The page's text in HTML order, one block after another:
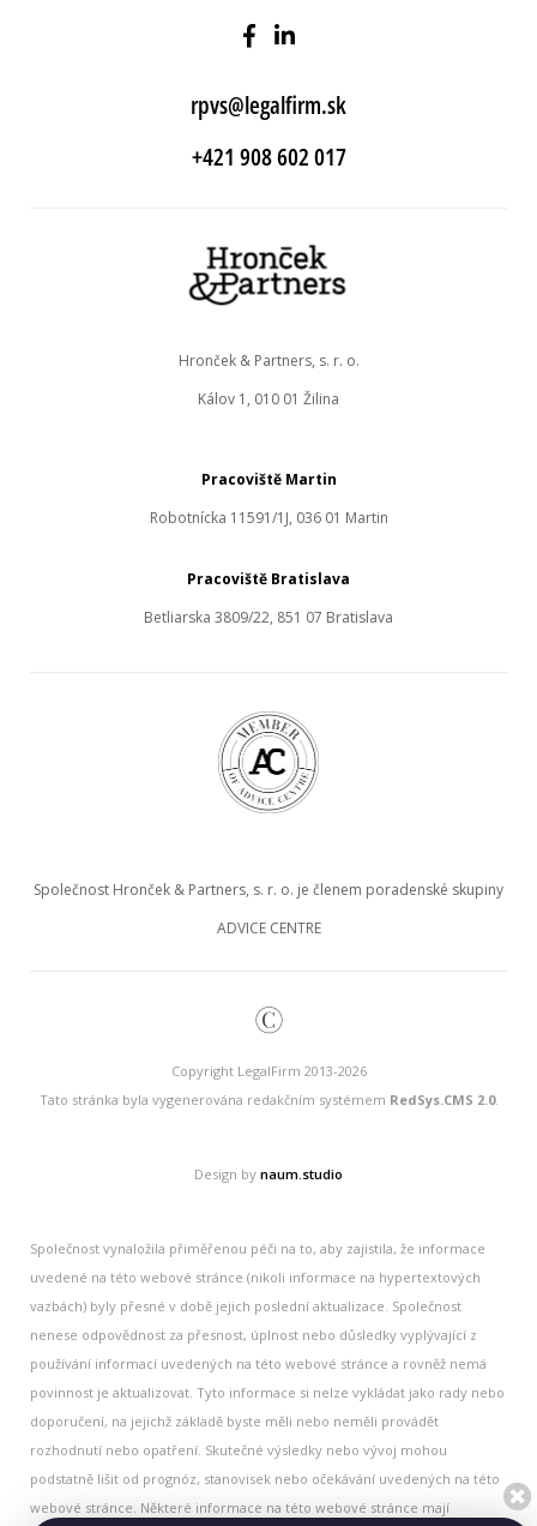
rpvs@legalfirm.sk
+421 908 602 017
Pracoviště Martin
Robotnícka 11591/1J, 036 01 Martin
Hronček & Partners, s. r. o.
Kálov 1, 010 01 Žilina
Pracoviště Bratislava
Betliarska 3809/22, 851 07 Bratislava
Společnost Hronček & Partners, s. r. o. je členem poradenské skupiny
ADVICE CENTRE
©
Copyright LegalFirm 2013-2026
Tato stránka byla vygenerována redakčním systémem RedSys.CMS 2.0.
Design by naum.studio
Společnost vynaložila přiměřenou péči na to, aby zajistila, že informace
uvedené na této webové stránce (nikoli informace na hypertextových
vazbách) byly přesné v době jejich poslední aktualizace. Společnost
nenese odpovědnost za přesnost, úplnost nebo důsledky vyplývající z
používání informací uvedených na této webové stránce a rovněž nemá
povinnost je aktualizovat. Tyto informace si nelze vykládat jako rady nebo
doporučení, na jejichž základě byste měli nebo neměli provádět
rozhodnutí nebo opatření. Skutečné výsledky nebo vývoj mohou
podstatně lišit od prognóz, stanovisek nebo očekávání uvedených na této
webové stránce. Některé informace na této webové stránce mají